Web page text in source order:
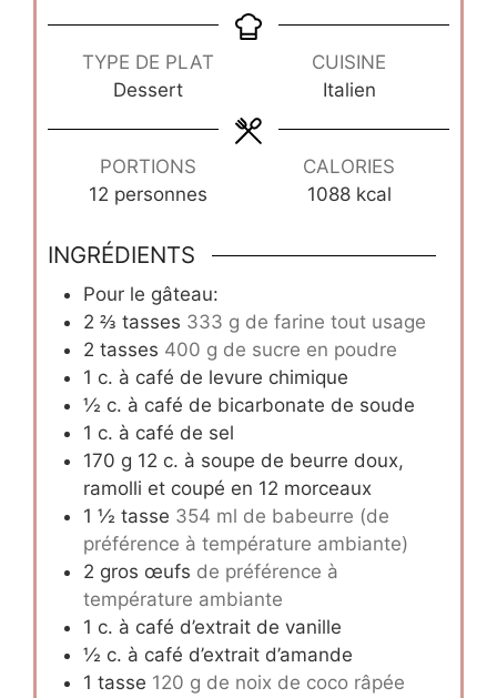
TYPE DE PLAT
Dessert
CUISINE
Italien
PORTIONS
12 personnes
CALORIES
1088 kcal
INGRÉDIENTS
Pour le gâteau:
2 ⅔ tasses 333 g de farine tout usage
2 tasses 400 g de sucre en poudre
1 c. à café de levure chimique
½ c. à café de bicarbonate de soude
1 c. à café de sel
170 g 12 c. à soupe de beurre doux,
ramolli et coupé en 12 morceaux
1 ½ tasse 354 ml de babeurre (de
préférence à température ambiante)
2 gros œufs de préférence à
température ambiante
1 c. à café d’extrait de vanille
½ c. à café d’extrait d’amande
1 tasse 120 g de noix de coco râpée